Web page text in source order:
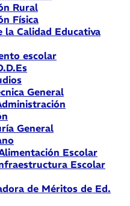
Rural
Física
la Calidad Educativa
escolar
General
General
Escolar
Escolar
de Méritos de Ed.